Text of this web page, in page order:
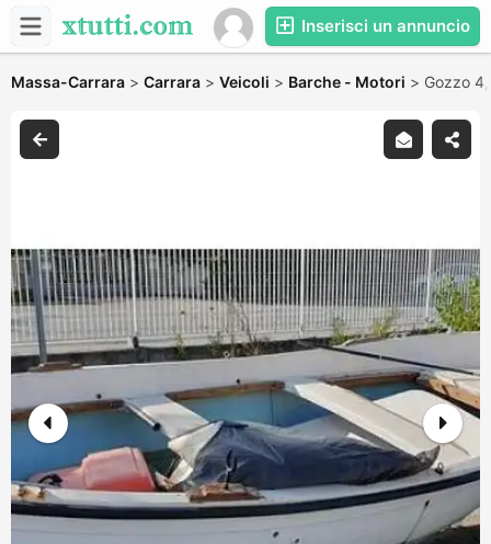
Inserisci un annuncio
Massa-Carrara > Carrara > Veicoli > Barche - Motori > Gozzo